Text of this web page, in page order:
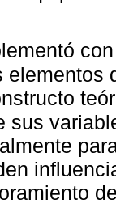
elementos
sus